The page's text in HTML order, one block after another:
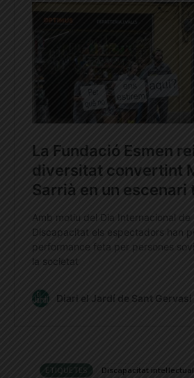
ETIQUETES Discapacitat intel·lectual